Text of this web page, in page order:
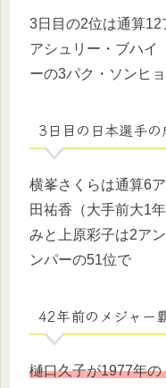
3日目の2位は通算
アシュリー・ブハイ
ーの3パク・ソンヒ
3日目の日本選手の
横峯さくらは通算6
田祐香（大手前大1
みと上原彩子は2ア
ンパーの51位で
42年前のメジャー
樋口久子が1977年